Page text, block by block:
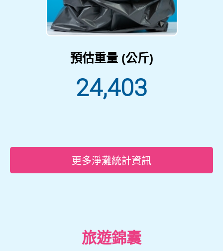
預估重量 (公斤)
24,403
更多淨灘統計資訊
旅遊錦囊